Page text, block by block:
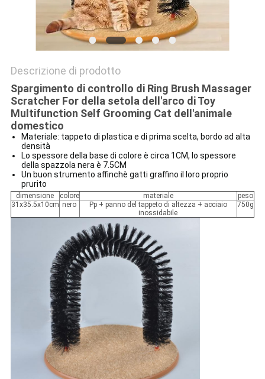
Descrizione di prodotto
Spargimento di controllo di Ring Brush Massager
Scratcher For della setola dell'arco di Toy
Multifunction Self Grooming Cat dell'animale
domestico
Materiale: tappeto di plastica e di prima scelta, bordo ad alta
densità
Lo spessore della base di colore è circa 1CM, lo spessore
della spazzola nera è 7.5CM
Un buon strumento affinchè gatti graffino il loro proprio
prurito
dimensione colore materiale
peso
31x35.5x10cm nero
Pp + panno del tappeto di altezza + acciaio
inossidabile
750g